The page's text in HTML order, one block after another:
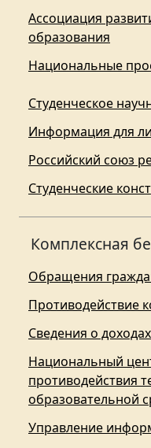
Ассоциация
образования
Национальные
Студенческое
Информация для
Российский союз
Студенческие
Комплексная
Обращения
Противодействие
Сведения о
Национальный
противодействия
образовательной
Управление